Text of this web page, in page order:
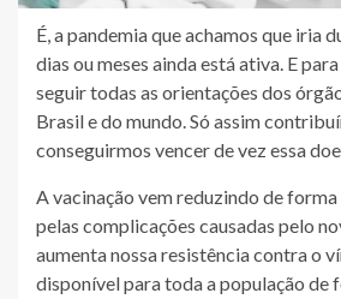
É, a pandemia que achamos que iria
dias ou meses ainda está ativa. E
seguir todas as orientações dos
Brasil e do mundo. Só assim
conseguirmos vencer de vez essa
A vacinação vem reduzindo de
pelas complicações causadas pelo
aumenta nossa resistência contra o
disponível para toda a população de